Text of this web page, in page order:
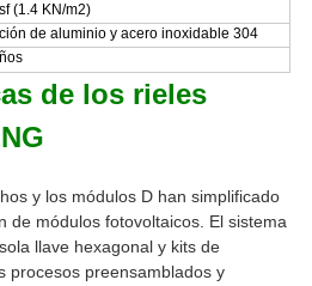
(1.4 KN/m2)
de aluminio y acero inoxidable 304
de los rieles
y los módulos D han simplificado
de módulos fotovoltaicos. El sistema
llave hexagonal y kits de
procesos preensamblados y